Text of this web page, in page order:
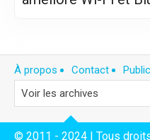
À propos Contact
© 2011 - 2024 | Tous